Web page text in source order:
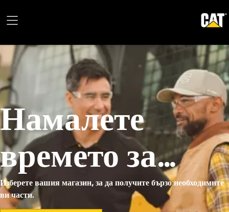
Намалете
времето за
престой
Изберете вашия магазин, за да получите бързо необходимите
ви части.